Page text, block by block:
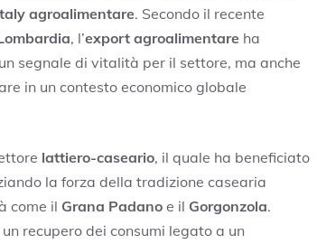
agroalimentare. Secondo il recente
, l’export agroalimentare ha
segnale di vitalità per il settore, ma anche
in un contesto economico globale
lattiero-caseario, il quale ha beneficiato
la forza della tradizione casearia
come il Grana Padano e il Gorgonzola.
recupero dei consumi legato a un